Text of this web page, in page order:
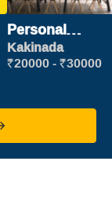
Personal
Assistant
Kakinada
₹20000 - ₹30000